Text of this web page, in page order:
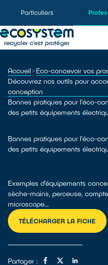
Particuliers
Accueil
Eco-concevoir vos
Découvrez nos outils pour
conception
Bonnes pratiques pour l’éco-
des petits équipements
Bonnes pratiques pour l’éco-
des petits équipements
Exemples d’équipements
sèche-mains, perceuse,
microscope…
TÉLÉCHARGER LA FICHE
Partager :